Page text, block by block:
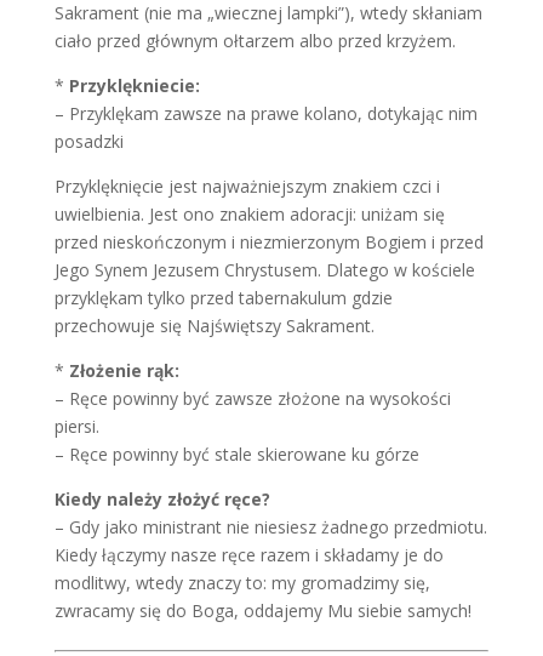
Sakrament (nie ma „wiecznej lampki”), wtedy skłaniam
ciało przed głównym ołtarzem albo przed krzyżem.
* Przyklękniecie:
– Przyklękam zawsze na prawe kolano, dotykając nim
posadzki
Przyklęknięcie jest najważniejszym znakiem czci i
uwielbienia. Jest ono znakiem adoracji: uniżam się
przed nieskończonym i niezmierzonym Bogiem i przed
Jego Synem Jezusem Chrystusem. Dlatego w kościele
przyklękam tylko przed tabernakulum gdzie
przechowuje się Najświętszy Sakrament.
* Złożenie rąk:
– Ręce powinny być zawsze złożone na wysokości
piersi.
– Ręce powinny być stale skierowane ku górze
Kiedy należy złożyć ręce?
– Gdy jako ministrant nie niesiesz żadnego przedmiotu.
Kiedy łączymy nasze ręce razem i składamy je do
modlitwy, wtedy znaczy to: my gromadzimy się,
zwracamy się do Boga, oddajemy Mu siebie samych!